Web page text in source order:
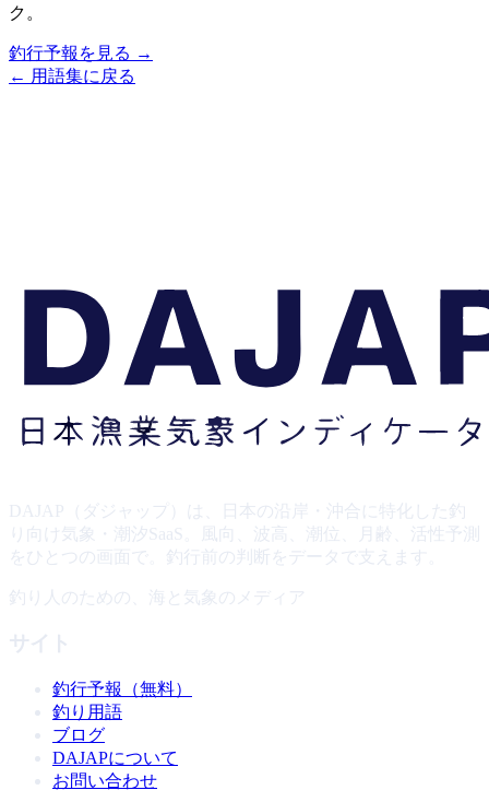
ク。
釣行予報を見る →
← 用語集に戻る
DAJAP（ダジャップ）は、日本の沿岸・沖合に特化した釣
り向け気象・潮汐SaaS。風向、波高、潮位、月齢、活性予測
をひとつの画面で。釣行前の判断をデータで支えます。
釣り人のための、海と気象のメディア
サイト
釣行予報（無料）
釣り用語
ブログ
DAJAPについて
お問い合わせ